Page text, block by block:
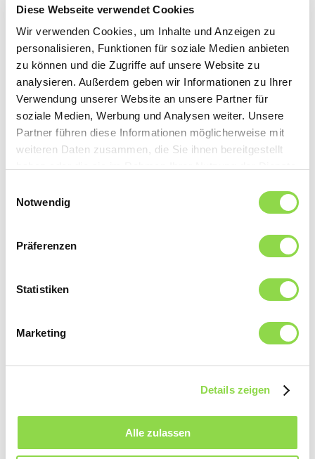
Diese Webseite verwendet Cookies
Wir verwenden Cookies, um Inhalte und Anzeigen zu
personalisieren, Funktionen für soziale Medien anbieten
zu können und die Zugriffe auf unsere Website zu
analysieren. Außerdem geben wir Informationen zu Ihrer
Verwendung unserer Website an unsere Partner für
soziale Medien, Werbung und Analysen weiter. Unsere
Partner führen diese Informationen möglicherweise mit
weiteren Daten zusammen, die Sie ihnen bereitgestellt
Notwendig
Präferenzen
Statistiken
Marketing
Details zeigen
Alle zulassen
è indispensabile. Vi consigliamo di integrarlo su
più pagine del vostro sito Internet.
Protezione dei dati
L’iscrizione alla newsletter e l’invio dello stesso
sono conformi all’attuale legge sulla
protezione dei dati. Vi consigliamo di integrare
un’attuale informativa sulla protezione dei dati
sul vostro sito web.
Ci mandate il contenuto in parole
chiave –
noi
usare per ulteriori newsletter.
Prima dell’invio effettivo verifichiamo su diverse
piattaforme e in diversi programmi e-mail, se il
contenuto della newsletter è correttamente